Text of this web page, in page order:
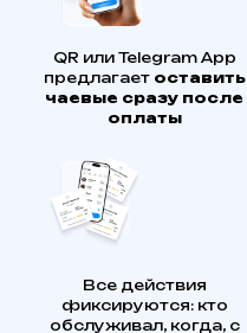
QR или Telegram App
предлагает оставить
чаевые сразу после
оплаты
Все действия
фиксируются: кто
обслуживал, когда, с